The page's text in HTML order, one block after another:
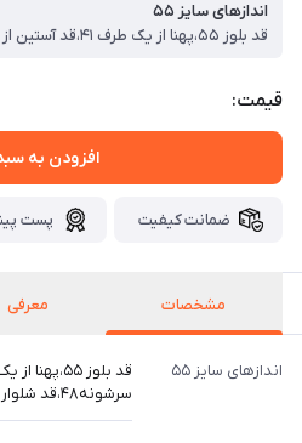
اندازهای سایز ۵۵
قیمت:
افزودن به
ضمانت کیفیت پست
مشخصات معرفی
اندازهای سایز ۵۵
سرشونه۴۸،قد شلوار ۸۳ سانت